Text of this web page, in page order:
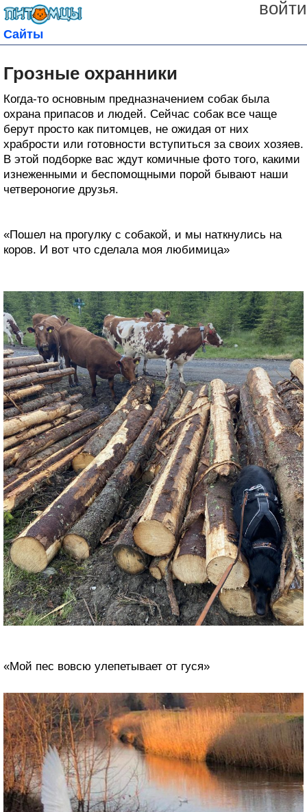
войти
Сайты
Грозные охранники
Когда-то основным предназначением собак была
охрана припасов и людей. Сейчас собак все чаще
берут просто как питомцев, не ожидая от них
храбрости или готовности вступиться за своих хозяев.
В этой подборке вас ждут комичные фото того, какими
изнеженными и беспомощными порой бывают наши
четвероногие друзья.
«Пошел на прогулку с собакой, и мы наткнулись на
коров. И вот что сделала моя любимица»
«Мой пес вовсю улепетывает от гуся»